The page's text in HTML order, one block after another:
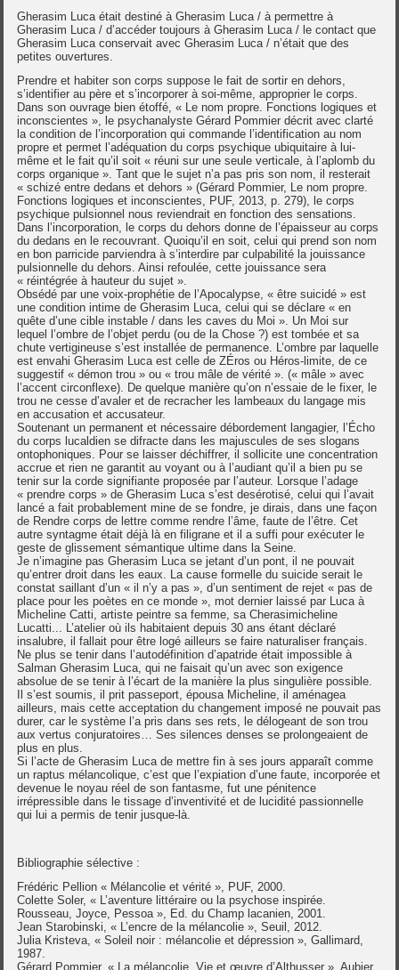
Gherasim Luca était destiné à Gherasim Luca / à permettre à
Gherasim Luca / d’accéder toujours à Gherasim Luca / le contact que
Gherasim Luca conservait avec Gherasim Luca / n’était que des
petites ouvertures.
Prendre et habiter son corps suppose le fait de sortir en dehors,
s’identifier au père et s’incorporer à soi-même, approprier le corps.
Dans son ouvrage bien étoffé, « Le nom propre. Fonctions logiques et
inconscientes », le psychanalyste Gérard Pommier décrit avec clarté
la condition de l’incorporation qui commande l’identification au nom
propre et permet l’adéquation du corps psychique ubiquitaire à lui-
même et le fait qu’il soit « réuni sur une seule verticale, à l’aplomb du
corps organique ». Tant que le sujet n’a pas pris son nom, il resterait
« schizé entre dedans et dehors » (Gérard Pommier, Le nom propre.
Fonctions logiques et inconscientes, PUF, 2013, p. 279), le corps
psychique pulsionnel nous reviendrait en fonction des sensations.
Dans l’incorporation, le corps du dehors donne de l’épaisseur au corps
du dedans en le recouvrant. Quoiqu’il en soit, celui qui prend son nom
en bon parricide parviendra à s’interdire par culpabilité la jouissance
pulsionnelle du dehors. Ainsi refoulée, cette jouissance sera
« réintégrée à hauteur du sujet ».
Obsédé par une voix-prophétie de l’Apocalypse, « être suicidé » est
une condition intime de Gherasim Luca, celui qui se déclare « en
quête d’une cible instable / dans les caves du Moi ». Un Moi sur
lequel l’ombre de l’objet perdu (ou de la Chose ?) est tombée et sa
chute vertigineuse s’est installée de permanence. L’ombre par laquelle
est envahi Gherasim Luca est celle de ZÉros ou Héros-limite, de ce
suggestif « démon trou » ou « trou mâle de vérité ». (« mâle » avec
l’accent circonflexe). De quelque manière qu’on n’essaie de le fixer, le
trou ne cesse d’avaler et de recracher les lambeaux du langage mis
en accusation et accusateur.
Soutenant un permanent et nécessaire débordement langagier, l’Écho
du corps lucaldien se difracte dans les majuscules de ses slogans
ontophoniques. Pour se laisser déchiffrer, il sollicite une concentration
accrue et rien ne garantit au voyant ou à l’audiant qu’il a bien pu se
tenir sur la corde signifiante proposée par l’auteur. Lorsque l’adage
« prendre corps » de Gherasim Luca s’est desérotisé, celui qui l’avait
lancé a fait probablement mine de se fondre, je dirais, dans une façon
de Rendre corps de lettre comme rendre l’âme, faute de l’être. Cet
autre syntagme était déjà là en filigrane et il a suffi pour exécuter le
geste de glissement sémantique ultime dans la Seine.
Je n’imagine pas Gherasim Luca se jetant d’un pont, il ne pouvait
qu’entrer droit dans les eaux. La cause formelle du suicide serait le
constat saillant d’un « il n’y a pas », d’un sentiment de rejet « pas de
place pour les poètes en ce monde », mot dernier laissé par Luca à
Micheline Catti, artiste peintre sa femme, sa Cherasimicheline
Lucatti... L’atelier où ils habitaient depuis 30 ans étant déclaré
insalubre, il fallait pour être logé ailleurs se faire naturaliser français.
Ne plus se tenir dans l’autodéfinition d’apatride était impossible à
Salman Gherasim Luca, qui ne faisait qu’un avec son exigence
absolue de se tenir à l’écart de la manière la plus singulière possible.
Il s’est soumis, il prit passeport, épousa Micheline, il aménagea
ailleurs, mais cette acceptation du changement imposé ne pouvait pas
durer, car le système l’a pris dans ses rets, le délogeant de son trou
aux vertus conjuratoires… Ses silences denses se prolongeaient de
plus en plus.
Si l’acte de Gherasim Luca de mettre fin à ses jours apparaît comme
un raptus mélancolique, c’est que l’expiation d’une faute, incorporée et
devenue le noyau réel de son fantasme, fut une pénitence
irrépressible dans le tissage d’inventivité et de lucidité passionnelle
qui lui a permis de tenir jusque-là.
Bibliographie sélective :
Frédéric Pellion « Mélancolie et vérité », PUF, 2000.
Colette Soler, « L’aventure littéraire ou la psychose inspirée.
Rousseau, Joyce, Pessoa », Ed. du Champ lacanien, 2001.
Jean Starobinski, « L’encre de la mélancolie », Seuil, 2012.
Julia Kristeva, « Soleil noir : mélancolie et dépression », Gallimard,
1987.
Gérard Pommier, « La mélancolie. Vie et œuvre d’Althusser », Aubier,